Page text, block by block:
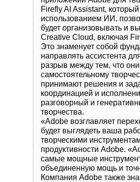
Firefly AI Assistant,
использованием ИИ,
будет организовывать и
Creative Cloud, включая
Это знаменует собой
направлять ассистента
разрыв между тем, что
самостоятельному
принимают решения и
координацией и
разговорный и
творчества.
«Adobe возглавляет
будет выглядеть ваша
творческими
продуктивности Adobe.
самые мощные
объединенную мощь и
Компания Adobe также